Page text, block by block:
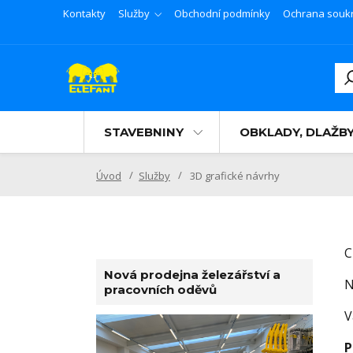
Kontakty Služby Obchodní podmínky Ochrana
STAVEBNINY OBKLADY,
Úvod Služby 3D grafické návrhy
Nová prodejna železářství a
pracovních oděvů